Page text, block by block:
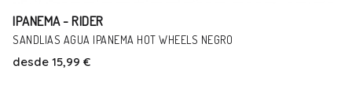
IPANEMA - RIDER
CANGREJERAS RAIDER CARTAGO AZUL
desde 29,99 €